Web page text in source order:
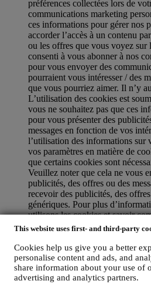
This website uses first- and third-party
Cookies help us give you a better
personalise content and ads, and
share information about your use of
advertising and analytics partners.
préférences collectées lors de
communications marketing
ces informations pour gérer nos
accorder l’accès à un contenu
ou les offres que vous voyez sur
consenti à vous abonner à nos
pour vous envoyer des
pourraient vous intéresser / des
que vous pourriez aimer. Il n’y
L’utilisation des cookies est
vous ne souhaitez pas que ces
pour vous présenter des
messages en fonction de vos
l’utilisation des informations sur
vos paramètres en matière de
que certains cookies sont
Veuillez noter que cela ne vous
publicités, des offres ou des
recevoir des publicités, des
génériques. Pour plus
utilisons les cookies et savoir
supprimer, consultez notre
AVIS PRODUITS : Si vous
nous pouvons vous envoyer un
vous demander votre avis sur ce
intéressés par les commentaires
fournir de telles informations)